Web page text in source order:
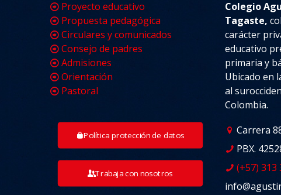
Proyecto educativo
Propuesta pedagógica
Circulares y comunicados
Consejo de padres
Admisiones
Orientación
Pastoral
Política protección de datos
Trabaja con nosotros
Colegio
Tagaste,
carácter
educativo
primaria y
Ubicado en
al
Colombia.
Carrera
PBX.
(+57) 313